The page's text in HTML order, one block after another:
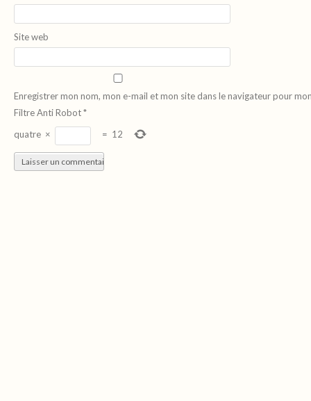
Site web
Enregistrer mon nom, mon e-mail et mon site dans le navigateur pour
Filtre Anti Robot*
quatre × = 12